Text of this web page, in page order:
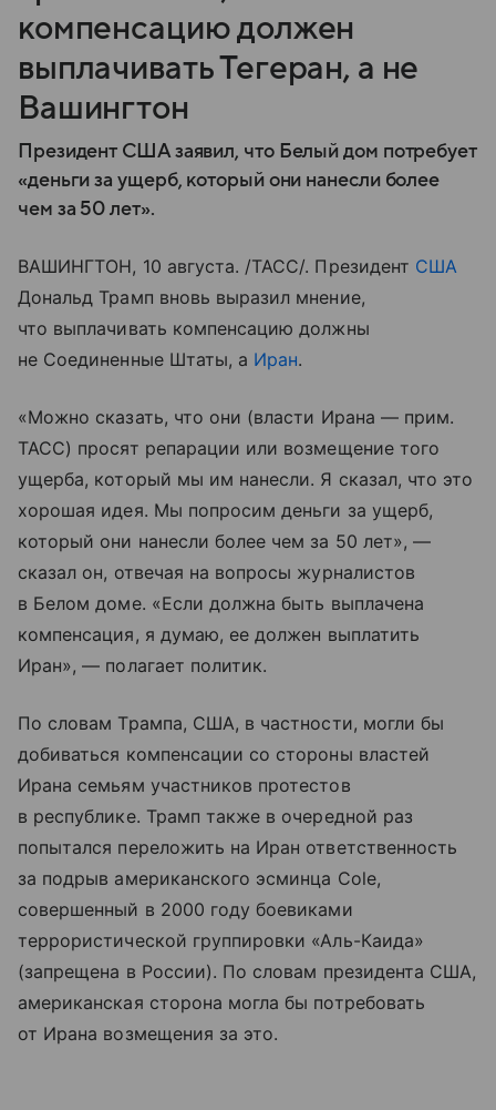
компенсацию должен
выплачивать Тегеран, а не
Вашингтон
Президент США заявил, что Белый дом потребует
«деньги за ущерб, который они нанесли более
чем за 50 лет».
ВАШИНГТОН, 10 августа. /ТАСС/. Президент США
Дональд Трамп вновь выразил мнение,
что выплачивать компенсацию должны
не Соединенные Штаты, а Иран.
«Можно сказать, что они (власти Ирана — прим.
ТАСС) просят репарации или возмещение того
ущерба, который мы им нанесли. Я сказал, что это
хорошая идея. Мы попросим деньги за ущерб,
который они нанесли более чем за 50 лет», —
сказал он, отвечая на вопросы журналистов
в Белом доме. «Если должна быть выплачена
компенсация, я думаю, ее должен выплатить
Иран», — полагает политик.
По словам Трампа, США, в частности, могли бы
добиваться компенсации со стороны властей
Ирана семьям участников протестов
в республике. Трамп также в очередной раз
попытался переложить на Иран ответственность
за подрыв американского эсминца Cole,
совершенный в 2000 году боевиками
террористической группировки «Аль-Каида»
(запрещена в России). По словам президента США,
американская сторона могла бы потребовать
от Ирана возмещения за это.